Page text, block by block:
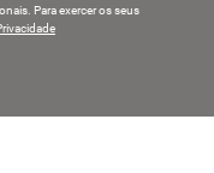
Para exercer os seus